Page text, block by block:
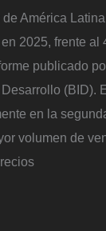
América
2025, frente al
publicado
(BID).
en la
volumen de